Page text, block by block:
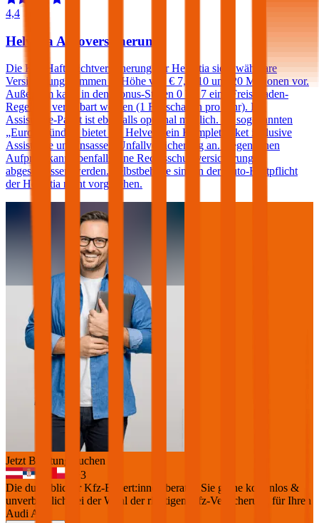
4,4
Helvetia Autoversicherung
Die Kfz-Haftpflichtversicherung der Helvetia sieht wählbare
Versicherungssummen in Höhe von € 7,6, 10 und 20 Millionen vor.
Außerdem kann in den Bonus-Stufen 0 bis 7 eine Freischaden-
Regelung vereinbart werden (1 Freischaden pro Jahr). Ein
Assistance-Paket ist ebenfalls optional möglich. Im sogenannten
„Europabündel“ bietet die Helvetia ein Komplettpaket inklusive
Assistance und Insassen-Unfallversicherung an. Gegen einen
Aufpreis kann ebenfalls eine Rechtsschutzversicherung
abgeschlossen werden. Selbstbehalte sind in der Auto-Haftpflicht
der Helvetia nicht vorgesehen.
Jetzt Beratung buchen
+3
Die durchblicker Kfz-Expert:innen beraten Sie gerne kostenlos &
unverbindlich bei der Wahl der richtigen Kfz-Versicherung für Ihren
Audi A5